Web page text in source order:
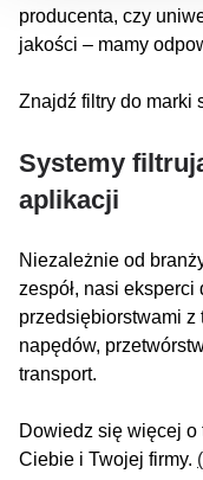
producenta, czy
jakości – mamy
Znajdź filtry do marki
Systemy
aplikacji
Niezależnie od
zespół, nasi eksperci
przedsiębiorstwami z
napędów,
transport.
Dowiedz się więcej o
Ciebie i Twojej firmy.